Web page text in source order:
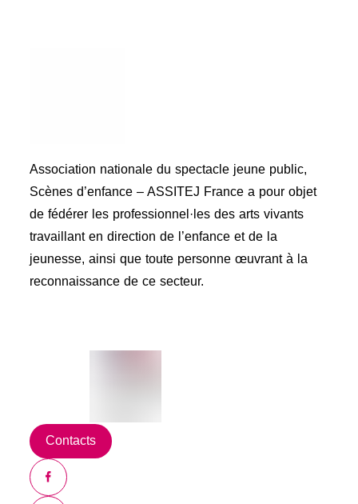
Association nationale du spectacle jeune public,
Scènes d’enfance – ASSITEJ France a pour objet
de fédérer les professionnel·les des arts vivants
travaillant en direction de l’enfance et de la
jeunesse, ainsi que toute personne œuvrant à la
reconnaissance de ce secteur.
Contacts